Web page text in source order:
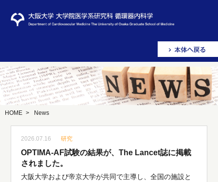
HOME > News
2026.07.16 研究
OPTIMA-AF試験の結果が、The Lancet誌に掲載
されました。
大阪大学および帝京大学が共同で主導し、全国の施設と